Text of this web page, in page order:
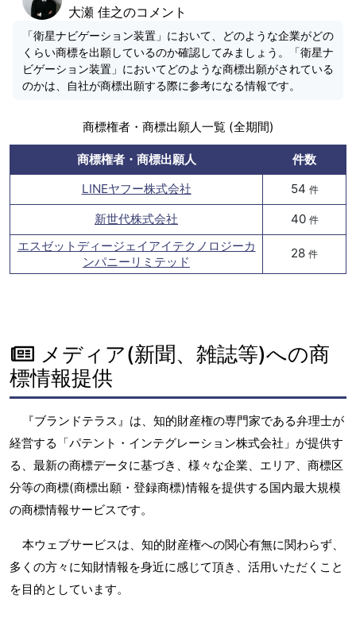
大瀬 佳之のコメント
「衛星ナビゲーション装置」において、どのような企業がどの
くらい商標を出願しているのか確認してみましょう。「衛星ナ
ビゲーション装置」においてどのような商標出願がされている
のかは、自社が商標出願する際に参考になる情報です。
商標権者・商標出願人一覧 (全期間)
商標権者・商標出願人
件数
LINEヤフー株式会社
54 件
新世代株式会社 40 件
エスゼットディージェイアイテクノロジーカ
ンパニーリミテッド
28 件
メディア(新聞、雑誌等)への商
標情報提供
『ブランドテラス』は、知的財産権の専門家である弁理士が
経営する「パテント・インテグレーション株式会社」が提供す
る、最新の商標データに基づき、様々な企業、エリア、商標区
分等の商標(商標出願・登録商標)情報を提供する国内最大規模
の商標情報サービスです。
本ウェブサービスは、知的財産権への関心有無に関わらず、
多くの方々に知財情報を身近に感じて頂き、活用いただくこと
を目的としています。